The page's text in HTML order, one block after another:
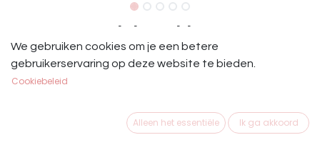
Equestro Trainingsshirt Zwart
Equestro slim fit technisch damesshirt van technische
stof met halve mouw, ontworpen voor maximaal comfort
We gebruiken cookies om je een betere
gebruikerservaring op deze website te bieden.
Cookiebeleid
Alleen het essentiële Ik ga akkoord